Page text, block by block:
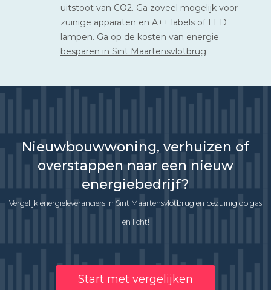
uitstoot van CO2. Ga zoveel mogelijk voor
zuinige apparaten en A++ labels of LED
lampen. Ga op de kosten van energie
besparen in Sint Maartensvlotbrug
Nieuwbouwwoning, verhuizen of
overstappen naar een nieuw
energiebedrijf?
Vergelijk energieleveranciers in Sint Maartensvlotbrug en bezuinig op gas
en licht!
Start met vergelijken